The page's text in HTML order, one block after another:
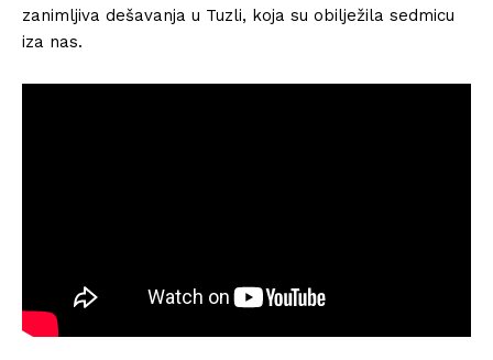
zanimljiva dešavanja u Tuzli, koja su obilježila sedmicu
iza nas.